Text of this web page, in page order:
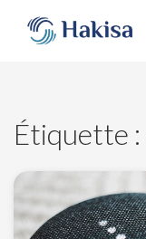
contenu
Étiquette :